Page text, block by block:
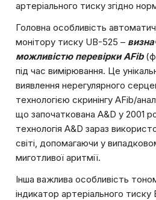
артеріального тиску згідно
Головна особливість
монітору тиску UB-525 –
можливістю перевірки AFib
під час вимірювання. Це
виявлення нерегулярного
технологією скринінгу AFib/
що започаткована A&D у 2001
технологія A&D зараз
світі, допомагаючи у
миготливої аритмії.
Інша важлива особливість
індикатор артеріального тиску